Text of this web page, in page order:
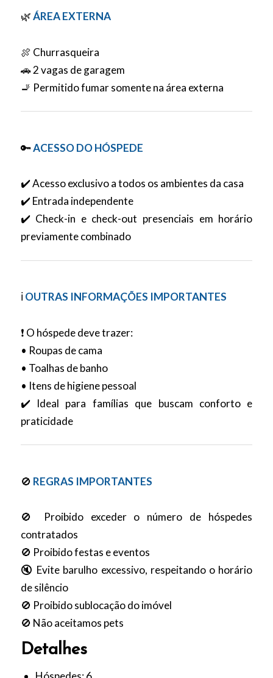
🌿ÁREA EXTERNA
🍖 Churrasqueira
🚗 2 vagas de garagem
🚬 Permitido fumar somente na área externa
🔑ACESSO DO HÓSPEDE
✔️ Acesso exclusivo a todos os ambientes da casa
✔️ Entrada independente
✔️ Check-in e check-out presenciais em horário
previamente combinado
ℹ️ OUTRAS INFORMAÇÕES IMPORTANTES
❗ O hóspede deve trazer:
• Roupas de cama
• Toalhas de banho
• Itens de higiene pessoal
✔️ Ideal para famílias que buscam conforto e
praticidade
🚫 REGRAS IMPORTANTES
🚫 Proibido exceder o número de hóspedes
contratados
🚫 Proibido festas e eventos
🔇 Evite barulho excessivo, respeitando o horário
de silêncio
🚫 Proibido sublocação do imóvel
🚫 Não aceitamos pets
Detalhes